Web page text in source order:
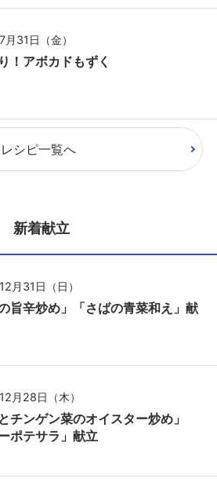
31日（金）
！アボカドもずく
レシピ一覧へ
新着献立
月31日（日）
の旨辛炒め」「さばの青菜和え」献
月28日（木）
チンゲン菜のオイスター炒め」
ポテサラ」献立